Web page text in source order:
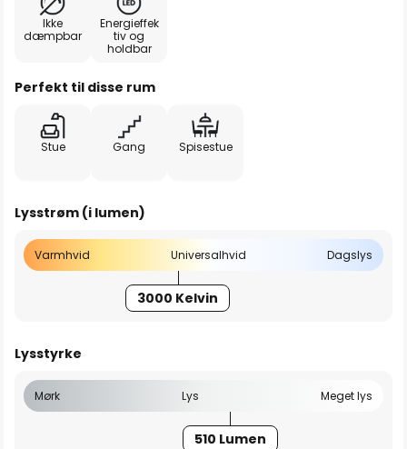
Ikke
dæmpbar
Energieffek
tiv og
holdbar
Perfekt til disse rum
Stue Gang Spisestue
Lysstrøm (i lumen)
Varmhvid Universalhvid Dagslys
3000 Kelvin
Lysstyrke
Mørk Lys Meget lys
510 Lumen